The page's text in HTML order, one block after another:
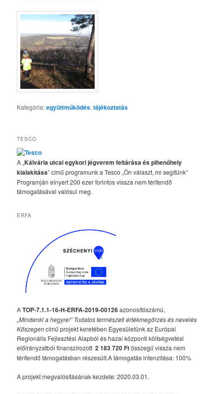
Kategória:együttműködés,tájékoztatás
TESCO
A „Kálvária utcai egykori jégverem feltárása és pihenőhely
kialakítása” című programunk a Tesco „Ön választ, mi segítünk”
Programján elnyert 200 ezer forintos vissza nem térítendő
támogatásával valósul meg.
ERFA
ATOP-7.1.1-16-H-ERFA-2019-00126azonosítószámú,
„Mindenki a hegyre!” Tudatos természeti értékmegőrzés és nevelés
Kőszegencímű projekt keretében Egyesületünk az Európai
Regionális Fejlesztési Alapból és hazai központi költségvetési
előirányzatból finanszírozott2 183 720 Ftösszegű vissza nem
térítendő támogatásban részesült.A támogatás intenzitása: 100%
A projekt megvalósításának kezdete: 2020.03.01.